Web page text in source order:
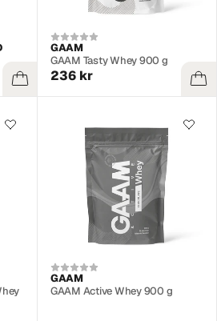
GAAM
GAAM Tasty Whey 900 g
236 kr
GAAM
GAAM Active Whey 900 g